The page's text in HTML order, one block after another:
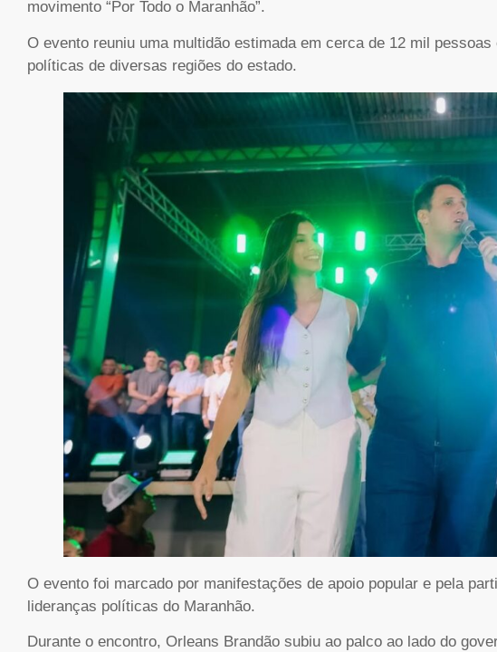
movimento “Por Todo o Maranhão”.
O evento reuniu uma multidão estimada em cerca de 12 mil
políticas de diversas regiões do estado.
O evento foi marcado por manifestações de apoio popular e pela
lideranças políticas do Maranhão.
Durante o encontro, Orleans Brandão subiu ao palco ao lado do